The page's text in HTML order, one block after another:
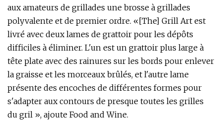
aux amateurs de grillades une brosse à grillades
polyvalente et de premier ordre. «[The] Grill Art est
livré avec deux lames de grattoir pour les dépôts
difficiles à éliminer. L'un est un grattoir plus large à
tête plate avec des rainures sur les bords pour enlever
la graisse et les morceaux brûlés, et l'autre lame
présente des encoches de différentes formes pour
s'adapter aux contours de presque toutes les grilles
du gril », ajoute Food and Wine.